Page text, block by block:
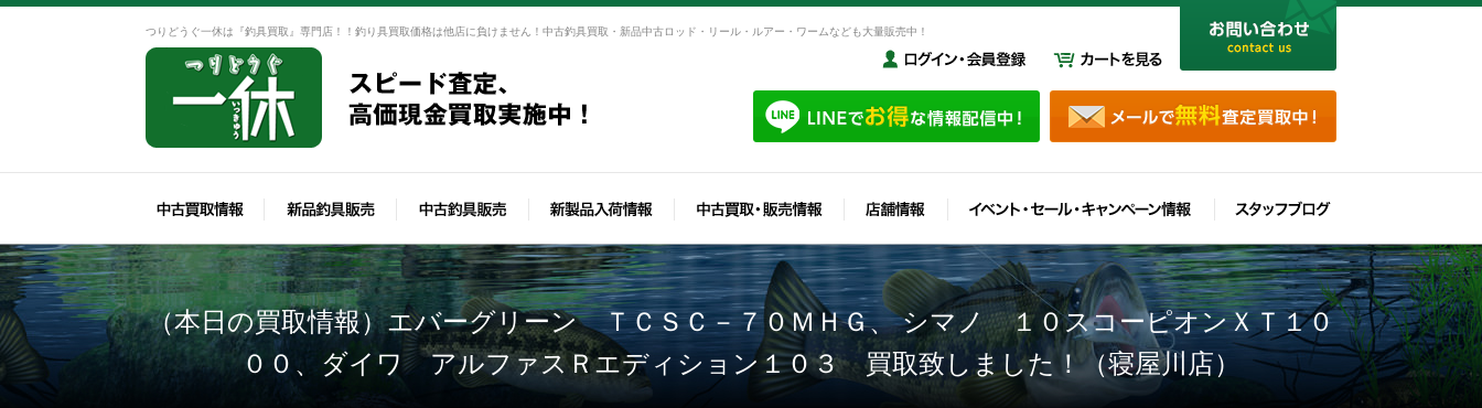
つりどうぐ一休は『釣具買取』専門店！！釣り具買取価格は他店に負けません！中古釣具買取・新品中古ロッド・リール・ルアー・ワームなども大量販売中！
（本日の買取情報）エバーグリーン ＴＣＳＣ－７０ＭＨＧ、 シマノ １０スコーピオンＸＴ１０
００、ダイワ アルファスＲエディション１０３ 買取致しました！（寝屋川店）